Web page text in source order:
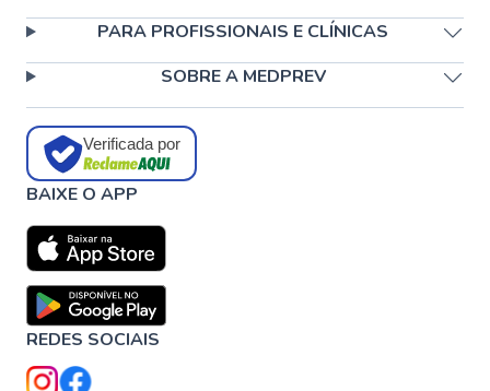
PARA PROFISSIONAIS E CLÍNICAS
SOBRE A MEDPREV
Verificada por
BAIXE O APP
REDES SOCIAIS